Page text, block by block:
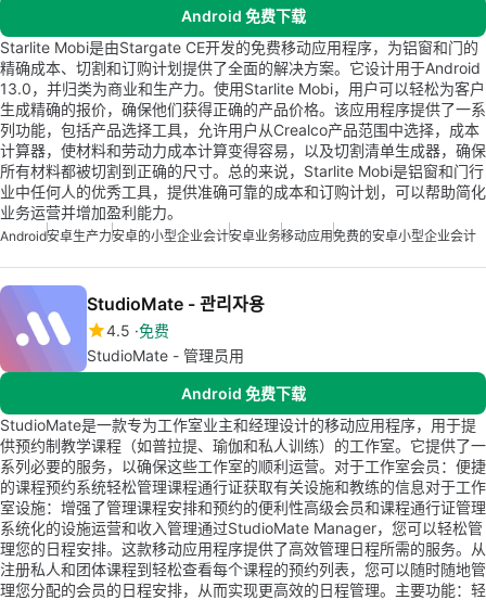
Android 免费下载
Starlite Mobi是由Stargate CE开发的免费移动应用程序，为铝窗和门的
精确成本、切割和订购计划提供了全面的解决方案。它设计用于Android
13.0，并归类为商业和生产力。使用Starlite Mobi，用户可以轻松为客户
生成精确的报价，确保他们获得正确的产品价格。该应用程序提供了一系
列功能，包括产品选择工具，允许用户从Crealco产品范围中选择，成本
计算器，使材料和劳动力成本计算变得容易，以及切割清单生成器，确保
所有材料都被切割到正确的尺寸。总的来说，Starlite Mobi是铝窗和门行
业中任何人的优秀工具，提供准确可靠的成本和订购计划，可以帮助简化
业务运营并增加盈利能力。
Android安卓生产力安卓的小型企业会计安卓业务移动应用免费的安卓小型企业会计
StudioMate - 관리자용
4.5 免费
StudioMate - 管理员用
Android 免费下载
StudioMate是一款专为工作室业主和经理设计的移动应用程序，用于提
供预约制教学课程（如普拉提、瑜伽和私人训练）的工作室。它提供了一
系列必要的服务，以确保这些工作室的顺利运营。对于工作室会员：便捷
的课程预约系统轻松管理课程通行证获取有关设施和教练的信息对于工作
室设施：增强了管理课程安排和预约的便利性高级会员和课程通行证管理
系统化的设施运营和收入管理通过StudioMate Manager，您可以轻松管
理您的日程安排。这款移动应用程序提供了高效管理日程所需的服务。从
注册私人和团体课程到轻松查看每个课程的预约列表，您可以随时随地管
理您分配的会员的日程安排，从而实现更高效的日程管理。主要功能：轻